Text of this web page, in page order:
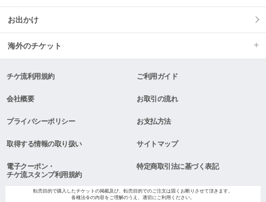
お出かけ
海外のチケット
チケ流利用規約 ご利用ガイド
会社概要 お取引の流れ
プライバシーポリシー お支払方法
取得する情報の取り扱い サイトマップ
電子クーポン・
チケ流スタンプ利用規約
特定商取引法に基づく表記
転売目的で購入したチケットの掲載及び、転売目的でのご注文は固くお断りさせて頂きます。
各種法令の内容をご理解のうえ、適切にご利用ください。